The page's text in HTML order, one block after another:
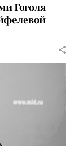
Гоголя